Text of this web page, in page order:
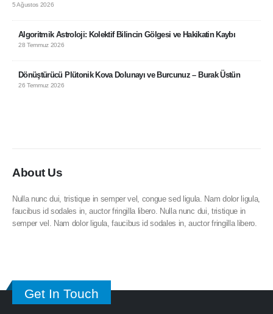
5 Ağustos 2026
Algoritmik Astroloji: Kolektif Bilincin Gölgesi ve Hakikatin Kaybı
28 Temmuz 2026
Dönüştürücü Plütonik Kova Dolunayı ve Burcunuz – Burak Üstün
26 Temmuz 2026
About Us
Nulla nunc dui, tristique in semper vel, congue sed ligula. Nam dolor ligula,
faucibus id sodales in, auctor fringilla libero. Nulla nunc dui, tristique in
semper vel. Nam dolor ligula, faucibus id sodales in, auctor fringilla libero.
Get In Touch